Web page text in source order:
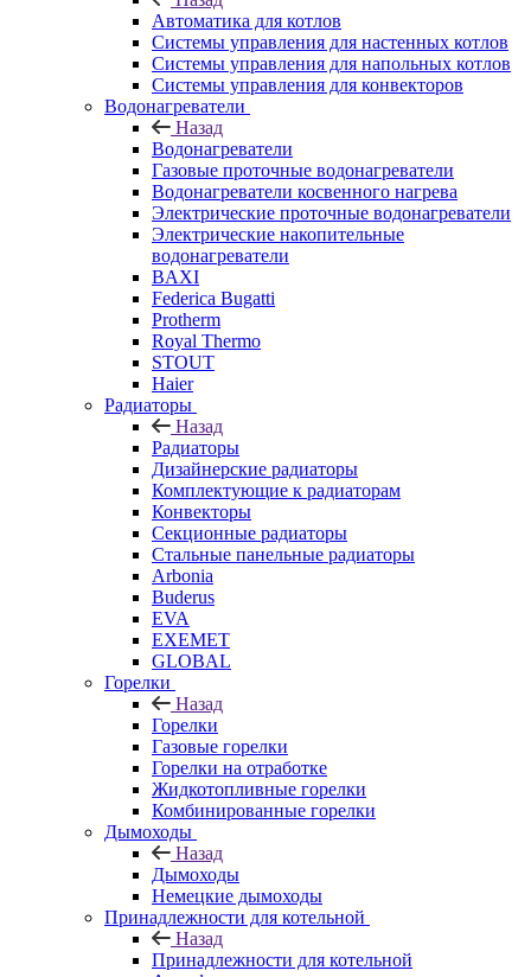
Автоматика для котлов
Системы управления для настенных котлов
Системы управления для напольных котлов
Системы управления для конвекторов
Водонагреватели
Назад
Водонагреватели
Газовые проточные водонагреватели
Водонагреватели косвенного нагрева
Электрические проточные водонагреватели
Электрические накопительные
водонагреватели
BAXI
Federica Bugatti
Protherm
Royal Thermo
STOUT
Haier
Радиаторы
Назад
Радиаторы
Дизайнерские радиаторы
Комплектующие к радиаторам
Конвекторы
Секционные радиаторы
Стальные панельные радиаторы
Arbonia
Buderus
EVA
EXEMET
GLOBAL
Горелки
Назад
Горелки
Газовые горелки
Горелки на отработке
Жидкотопливные горелки
Комбинированные горелки
Дымоходы
Назад
Дымоходы
Немецкие дымоходы
Принадлежности для котельной
Назад
Принадлежности для котельной